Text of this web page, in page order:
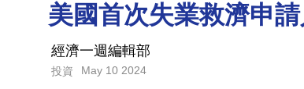
美國首次失業救濟申
經濟一週編輯部
投資 May 10 2024